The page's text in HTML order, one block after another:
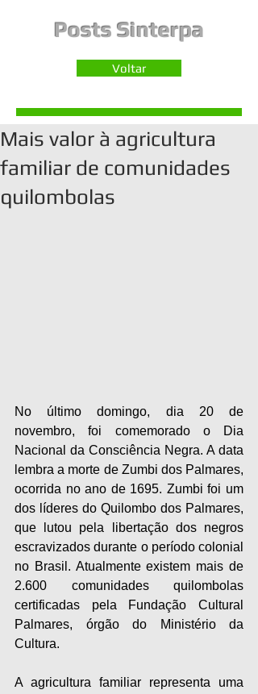
Posts Sinterpa
Voltar
Mais valor à agricultura
familiar de comunidades
quilombolas
No último domingo, dia 20 de
novembro, foi comemorado o Dia
Nacional da Consciência Negra. A data
lembra a morte de Zumbi dos Palmares,
ocorrida no ano de 1695. Zumbi foi um
dos líderes do Quilombo dos Palmares,
que lutou pela libertação dos negros
escravizados durante o período colonial
no Brasil. Atualmente existem mais de
2.600 comunidades quilombolas
certificadas pela Fundação Cultural
Palmares, órgão do Ministério da
Cultura.
A agricultura familiar representa uma